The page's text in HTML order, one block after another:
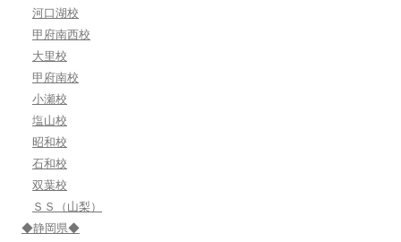
河口湖校
甲府南西校
大里校
甲府南校
小瀬校
塩山校
昭和校
石和校
双葉校
ＳＳ（山梨）
◆静岡県◆